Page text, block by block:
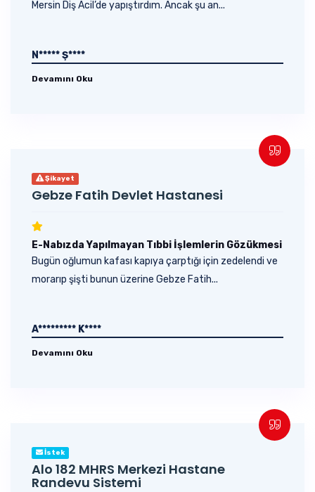
Mersin Diş Acil’de yapıştırdım. Ancak şu an...
N***** Ş****
Devamını Oku
Şikayet
Gebze Fatih Devlet Hastanesi
E-Nabızda Yapılmayan Tıbbi İşlemlerin Gözükmesi
Bugün oğlumun kafası kapıya çarptığı için zedelendi ve
morarıp şişti bunun üzerine Gebze Fatih...
A********* K****
Devamını Oku
İstek
Alo 182 MHRS Merkezi Hastane
Randevu Sistemi